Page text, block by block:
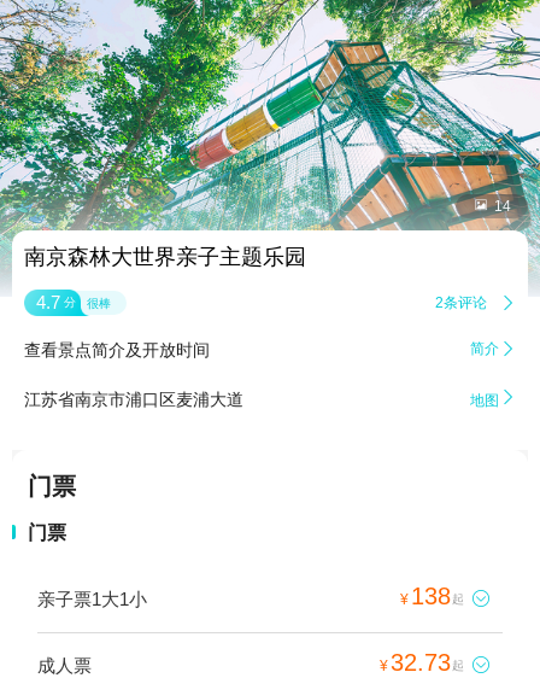
 14
南京森林大世界亲子主题乐园
4.7 分 很棒 2条评论 
查看景点简介及开放时间 简介 
江苏省南京市浦口区麦浦大道 地图 
门票
门票
亲子票1大1小 ¥ 138起 
成人票 ¥32.73起 
